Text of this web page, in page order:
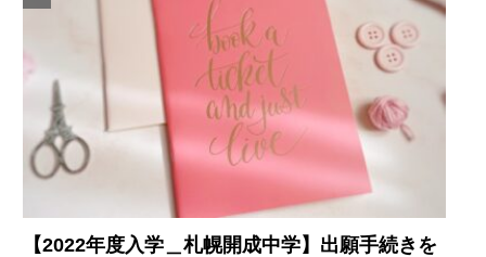
【2022年度入学＿札幌開成中学】出願手続きを